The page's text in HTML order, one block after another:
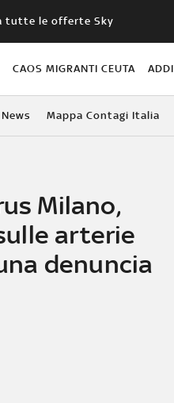
tutte le offerte Sky
CAOS MIGRANTI CEUTA
News Mappa Contagi Italia
Milano,
arterie
denuncia